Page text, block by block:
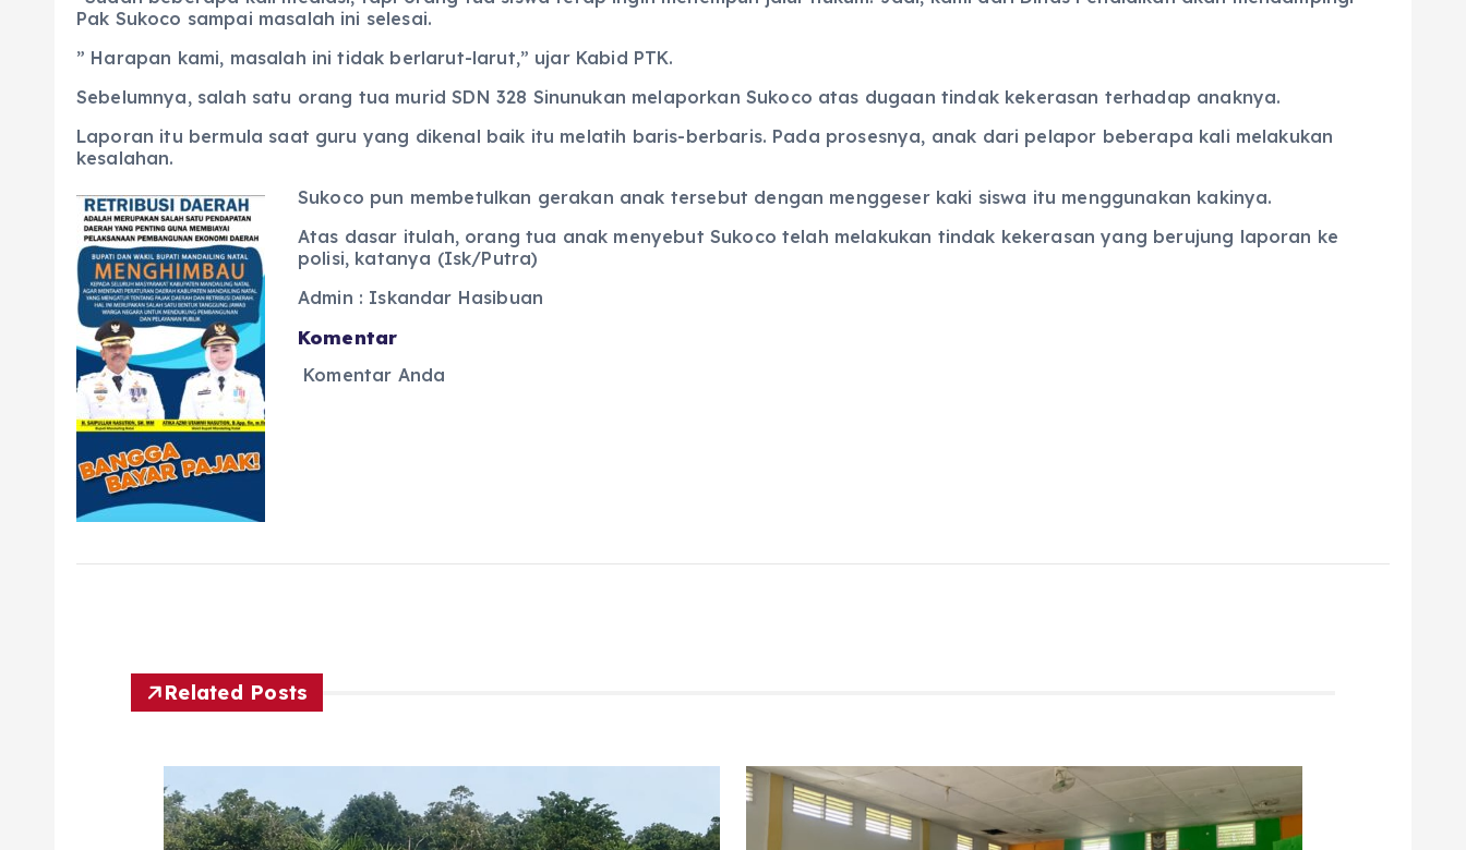
Pak Sukoco sampai masalah ini selesai.
” Harapan kami, masalah ini tidak berlarut-larut,” ujar Kabid PTK.
Sebelumnya, salah satu orang tua murid SDN 328 Sinunukan melaporkan Sukoco atas dugaan tindak kekerasan terhadap anaknya.
Laporan itu bermula saat guru yang dikenal baik itu melatih baris-berbaris. Pada prosesnya, anak dari pelapor beberapa kali melakukan
kesalahan.
Sukoco pun membetulkan gerakan anak tersebut dengan menggeser kaki siswa itu menggunakan kakinya.
Atas dasar itulah, orang tua anak menyebut Sukoco telah melakukan tindak kekerasan yang berujung laporan ke
polisi, katanya (Isk/Putra)
Admin : Iskandar Hasibuan
Komentar
Komentar Anda
Related Posts